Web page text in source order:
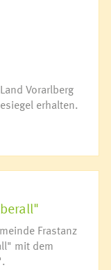
Vorarlberg
erhalten.
Frastanz
mit dem